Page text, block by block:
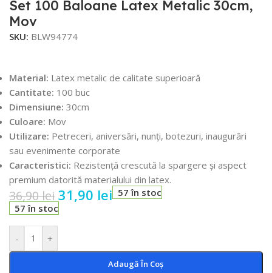
Set 100 Baloane Latex Metalic 30cm,
Mov
SKU: BLW94774
Material: Latex metalic de calitate superioară
Cantitate: 100 buc
Dimensiune: 30cm
Culoare: Mov
Utilizare: Petreceri, aniversări, nunți, botezuri, inaugurări
sau evenimente corporate
Caracteristici: Rezistență crescută la spargere și aspect
premium datorită materialului din latex.
36,90lei 31,90 lei 57 în stoc
57 în stoc
- +
Adaugă În Coș